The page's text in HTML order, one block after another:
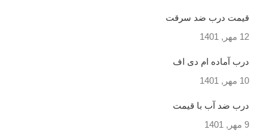
قیمت درب ضد سرقت
12 مهر, 1401
درب آماده ام دی اف
10 مهر, 1401
درب ضد آب با قیمت
9 مهر, 1401